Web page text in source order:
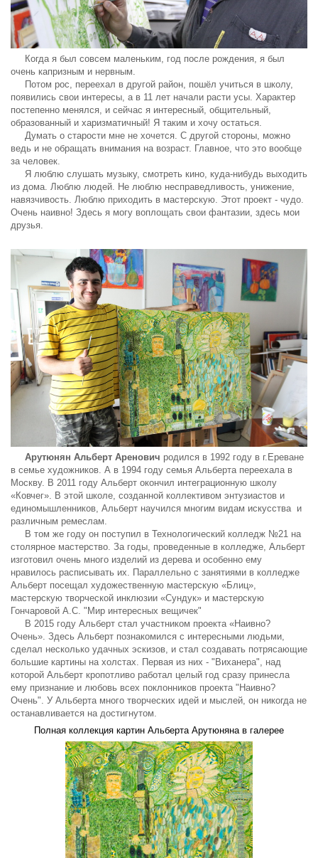
Когда я был совсем маленьким, год после рождения, я был
очень капризным и нервным.
Потом рос, переехал в другой район, пошёл учиться в школу,
появились свои интересы, а в 11 лет начали расти усы. Характер
постепенно менялся, и сейчас я интересный, общительный,
образованный и харизматичный! Я таким и хочу остаться.
Думать о старости мне не хочется. С другой стороны, можно
ведь и не обращать внимания на возраст. Главное, что это вообще
за человек.
Я люблю слушать музыку, смотреть кино, куда-нибудь выходить
из дома. Люблю людей. Не люблю несправедливость, унижение,
навязчивость. Люблю приходить в мастерскую. Этот проект - чудо.
Очень наивно! Здесь я могу воплощать свои фантазии, здесь мои
друзья.
Арутюнян Альберт Аренович родился в 1992 году в г.Ереване
в семье художников. А в 1994 году семья Альберта переехала в
Москву. В 2011 году Альберт окончил интеграционную школу
«Ковчег». В этой школе, созданной коллективом энтузиастов и
единомышленников, Альберт научился многим видам искусства и
различным ремеслам.
В том же году он поступил в Технологический колледж №21 на
столярное мастерство. За годы, проведенные в колледже, Альберт
изготовил очень много изделий из дерева и особенно ему
нравилось расписывать их. Параллельно с занятиями в колледже
Альберт посещал художественную мастерскую «Блиц»,
мастерскую творческой инклюзии «Сундук» и мастерскую
Гончаровой А.С. "Мир интересных вещичек"
В 2015 году Альберт стал участником проекта «Наивно?
Очень». Здесь Альберт познакомился с интересными людьми,
сделал несколько удачных эскизов, и стал создавать потрясающие
большие картины на холстах. Первая из них - "Виханера", над
которой Альберт кропотливо работал целый год сразу принесла
ему признание и любовь всех поклонников проекта "Наивно?
Очень". У Альберта много творческих идей и мыслей, он никогда не
останавливается на достигнутом.
Полная коллекция картин Альберта Арутюняна в галерее